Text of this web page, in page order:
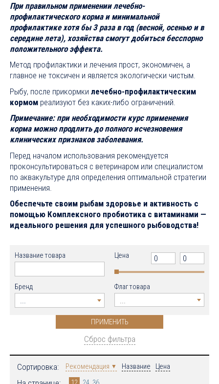
При правильном применении лечебно-
профилактического корма и минимальной
профилактике хотя бы 3 раза в год (весной, осенью и в
середине лета), хозяйства смогут добиться бесспорно
положительного эффекта.
Метод профилактики и лечения прост, экономичен, а
главное не токсичен и является экологически чистым.
Рыбу, после прикормки лечебно-профилактическим
кормом реализуют без каких-либо ограничений.
Примечание: при необходимости курс применения
корма можно продлить до полного исчезновения
клинических признаков заболевания.
Перед началом использования рекомендуется
проконсультироваться с ветеринаром или специалистом
по аквакультуре для определения оптимальной стратегии
применения.
Обеспечьте своим рыбам здоровье и активность с
помощью Комплексного пробиотика с витаминами —
идеального решения для успешного рыбоводства!
Название товара Цена
Бренд
...
Флаг товара
...
Сброс фильтра
Сортировка: Рекомендация Название Цена